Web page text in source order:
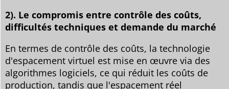
2). Le compromis entre contrôle des coûts,
difficultés techniques et demande du marché
En termes de contrôle des coûts, la technologie
d'espacement virtuel est mise en œuvre via des
algorithmes logiciels, ce qui réduit les coûts de
production, tandis que l'espacement réel